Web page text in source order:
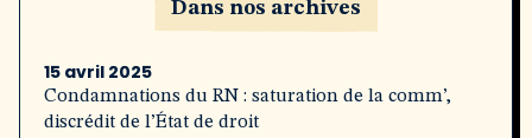
Dans nos archives
15 avril 2025
Condamnations du RN : saturation de la comm’,
discrédit de l’État de droit